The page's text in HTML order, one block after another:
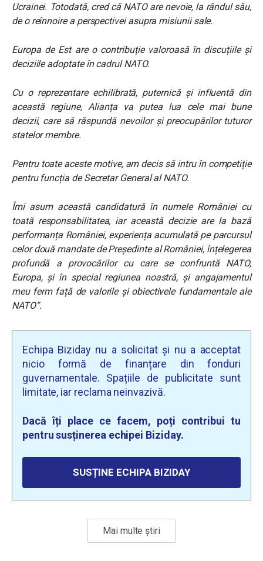
Ucrainei. Totodată, cred că NATO are nevoie, la rândul său,
de o reînnoire a perspectivei asupra misiunii sale.
Europa de Est are o contribuție valoroasă în discuțiile și
deciziile adoptate în cadrul NATO.
Cu o reprezentare echilibrată, puternică și influentă din
această regiune, Alianța va putea lua cele mai bune
decizii, care să răspundă nevoilor și preocupărilor tuturor
statelor membre.
Pentru toate aceste motive, am decis să intru în competiție
pentru funcția de Secretar General al NATO.
Îmi asum această candidatură în numele României cu
toată responsabilitatea, iar această decizie are la bază
performanța României, experiența acumulată pe parcursul
celor două mandate de Președinte al României, înțelegerea
profundă a provocărilor cu care se confruntă NATO,
Europa, și în special regiunea noastră, și angajamentul
meu ferm față de valorile și obiectivele fundamentale ale
NATO”.
Echipa Biziday nu a solicitat și nu a acceptat
nicio formă de finanțare din fonduri
guvernamentale. Spațiile de publicitate sunt
limitate, iar reclama neinvazivă.
Dacă îți place ce facem, poți contribui tu
pentru susținerea echipei Biziday.
SUSȚINE ECHIPA BIZIDAY
Mai multe știri